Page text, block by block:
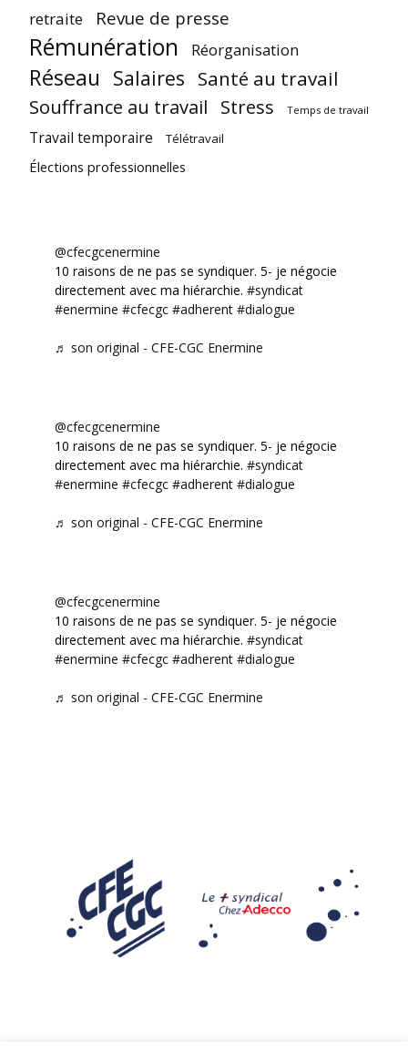
retraite Revue de presse
Rémunération Réorganisation
Réseau Salaires Santé au travail
Souffrance au travail Stress Temps de travail
Travail temporaire Télétravail
Élections professionnelles
@cfecgcenermine
10 raisons de ne pas se syndiquer. 5- je négocie
directement avec ma hiérarchie. #syndicat
#enermine #cfecgc #adherent #dialogue
♬ son original - CFE-CGC Enermine
@cfecgcenermine
10 raisons de ne pas se syndiquer. 5- je négocie
directement avec ma hiérarchie. #syndicat
#enermine #cfecgc #adherent #dialogue
♬ son original - CFE-CGC Enermine
@cfecgcenermine
10 raisons de ne pas se syndiquer. 5- je négocie
directement avec ma hiérarchie. #syndicat
#enermine #cfecgc #adherent #dialogue
♬ son original - CFE-CGC Enermine